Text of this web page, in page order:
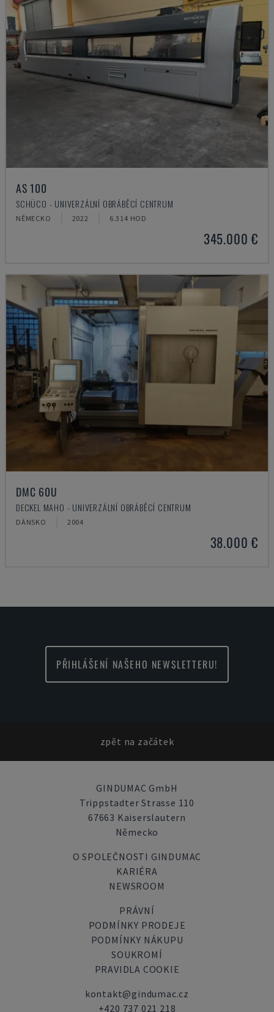
AS 100
SCHÜCO - UNIVERZÁLNÍ OBRÁBĚCÍ CENTRUM
NĚMECKO 2022 6.314 HOD
345.000 €
DMC 60U
DECKEL MAHO - UNIVERZÁLNÍ OBRÁBĚCÍ CENTRUM
DÁNSKO 2004
38.000 €
PŘIHLÁŠENÍ NAŠEHO NEWSLETTERU!
zpět na začátek
GINDUMAC GmbH
Trippstadter Strasse 110
67663 Kaiserslautern
Německo
O SPOLEČNOSTI GINDUMAC
KARIÉRA
NEWSROOM
PRÁVNÍ
PODMÍNKY PRODEJE
PODMÍNKY NÁKUPU
SOUKROMÍ
PRAVIDLA COOKIE
kontakt@gindumac.cz
+420 737 021 218